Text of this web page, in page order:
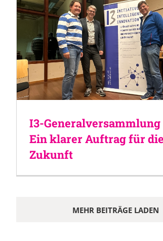
I3-Generalversammlung
Ein klarer Auftrag für die
Zukunft
MEHR BEITRÄGE LADEN